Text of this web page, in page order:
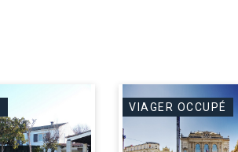
VIAGER OCCUPÉ